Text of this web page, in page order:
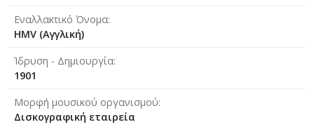
Εναλλακτικό Όνομα
HMV (Αγγλική)
Ίδρυση - Δημιουργία
1901
Μορφή μουσικού οργανισμού
Δισκογραφική εταιρεία